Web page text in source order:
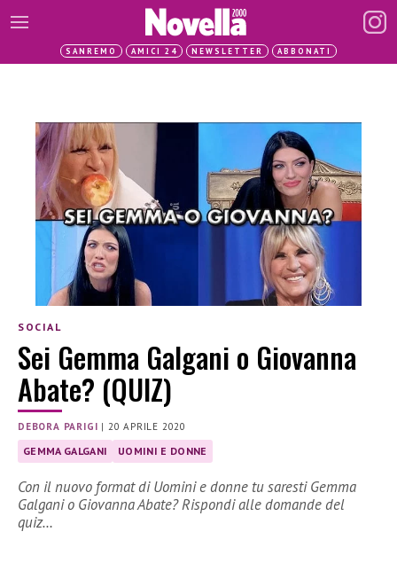
SANREMO AMICI 24 NEWSLETTER ABBONATI
SOCIAL
Sei Gemma Galgani o Giovanna
Abate? (QUIZ)
DEBORA PARIGI | 20 APRILE 2020
GEMMA GALGANI UOMINI E DONNE
Con il nuovo format di Uomini e donne tu saresti Gemma
Galgani o Giovanna Abate? Rispondi alle domande del
quiz…